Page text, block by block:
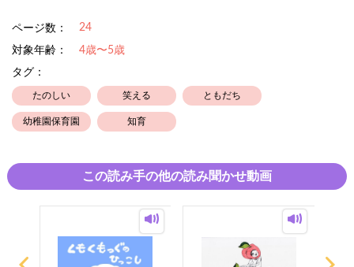
「テープで はって かさねれば、
ながい おはなしの できあがり！」
どんどん どんどん ひとつの ひらめきから またひらめき
が！
アイデアの可能性に思わずワクワクしちゃう絵本！
ページ数： 24
対象年齢：
4歳〜5歳
タグ：
たのしい 笑える ともだち
幼稚園保育園 知育
この読み手の他の読み聞かせ動画